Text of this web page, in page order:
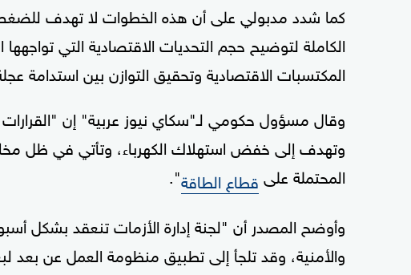
كما شدد مدبولي على أن هذه الخطوات لا تهدف
الكاملة لتوضيح حجم التحديات الاقتصادية التي
المكتسبات الاقتصادية وتحقيق التوازن بين استدامة
وقال مسؤول حكومي لـ"سكاي نيوز عربية" إن "القرارات
وتهدف إلى خفض استهلاك الكهرباء، وتأتي في ظل
المحتملة على قطاع الطاقة".
وأوضح المصدر أن "لجنة إدارة الأزمات تنعقد بشكل
والأمنية، وقد تلجأ إلى تطبيق منظومة العمل عن